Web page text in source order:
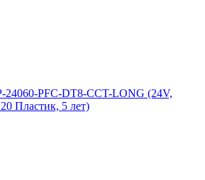
24060-PFC-DT8-CCT-LONG (24V,
Пластик, 5 лет)